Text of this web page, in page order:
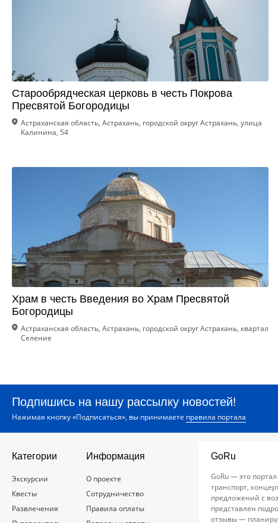
Старообрядческая церковь в честь Покрова
Пресвятой Богородицы
Астраханская область, Астрахань, городской округ Астрахань, улица
Калинина, 54
Храм в честь Введения во Храм Пресвятой
Богородицы
Астраханская область, Астрахань, городской округ Астрахань, квартал
Селение
Подпишись на нашу рассылку новостей!
Нажимая кнопку «Подписаться», вы принимаете правила портала
Категории
Экскурсии
Квесты
Развлечения
Информация
О проекте
Сотрудничество
Правила оплаты
GoRu
GoRu — это
транспорт,
предложений с
представлен
отзывы —